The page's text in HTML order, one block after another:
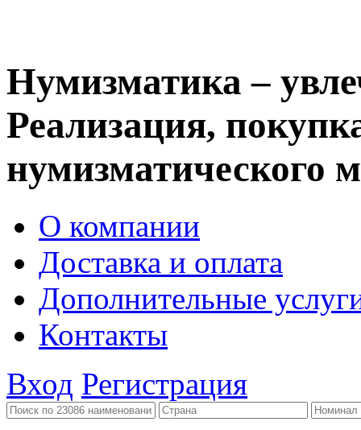
Нумизматика –
Реализация,
нумизматического
О компании
Доставка и оплата
Дополнительные
Контакты
Вход Регистрация